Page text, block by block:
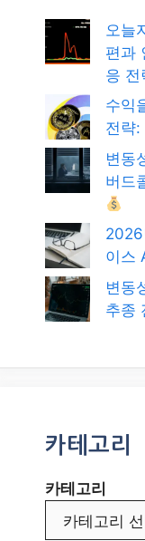
오늘
편과
응 전
수익
전략
변동
버드
2026
이스
변동
추종
카테고리
카테고리